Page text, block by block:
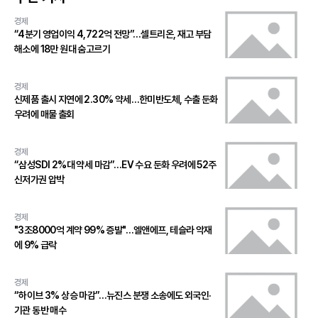
경제
“4분기 영업이익 4,722억 전망”…셀트리온, 재고 부담
해소에 18만 원대 숨고르기
경제
신제품 출시 지연에 2.30% 약세…한미반도체, 수출 둔화
우려에 매물 출회
경제
“삼성SDI 2%대 약세 마감”…EV 수요 둔화 우려에 52주
신저가권 압박
경제
"3조8000억 계약 99% 증발"…엘앤에프, 테슬라 악재
에 9% 급락
경제
“하이브 3% 상승 마감”…뉴진스 분쟁 소송에도 외국인·
기관 동반 매수